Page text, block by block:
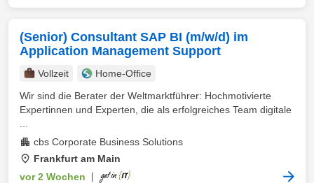
(Senior) Consultant SAP BI (m/w/d) im
Application Management Support
Vollzeit
Home-Office
Wir sind die Berater der Weltmarktführer: Hochmotivierte
Expertinnen und Experten, die als erfolgreiches Team digitale
cbs Corporate Business Solutions
Frankfurt am Main
vor 2 Wochen